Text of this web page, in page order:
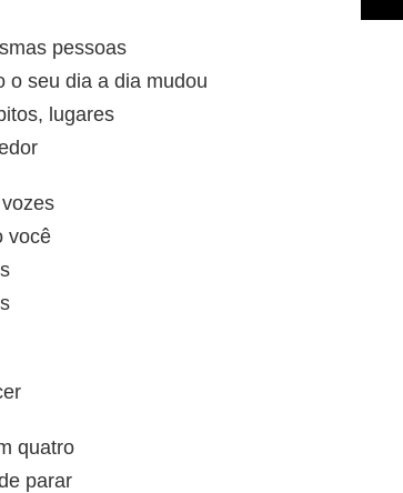
pessoas
o seu dia a dia mudou
lugares
você
quatro
parar